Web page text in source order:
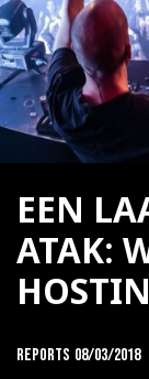
EEN
ATAK:
Reports 08/03/2018